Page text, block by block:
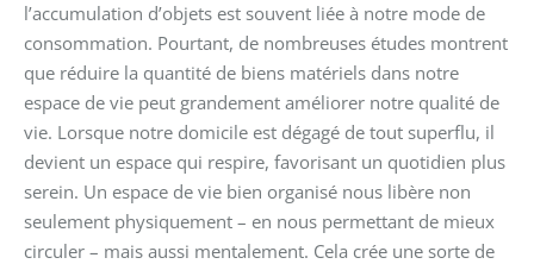
l’accumulation d’objets est souvent liée à notre mode de
consommation. Pourtant, de nombreuses études montrent
que réduire la quantité de biens matériels dans notre
espace de vie peut grandement améliorer notre qualité de
vie. Lorsque notre domicile est dégagé de tout superflu, il
devient un espace qui respire, favorisant un quotidien plus
serein. Un espace de vie bien organisé nous libère non
seulement physiquement – en nous permettant de mieux
circuler – mais aussi mentalement. Cela crée une sorte de